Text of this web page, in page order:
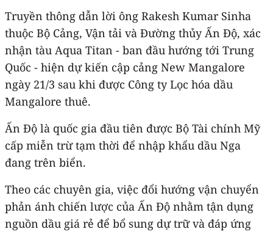
Truyền thông dẫn lời ông Rakesh Kumar Sinha
thuộc Bộ Cảng, Vận tải và Đường thủy Ấn Độ, xác
nhận tàu Aqua Titan - ban đầu hướng tới Trung
Quốc - hiện dự kiến cập cảng New Mangalore
ngày 21/3 sau khi được Công ty Lọc hóa dầu
Mangalore thuê.
Ấn Độ là quốc gia đầu tiên được Bộ Tài chính Mỹ
cấp miễn trừ tạm thời để nhập khẩu dầu Nga
đang trên biển.
Theo các chuyên gia, việc đổi hướng vận chuyển
phản ánh chiến lược của Ấn Độ nhằm tận dụng
nguồn dầu giá rẻ để bổ sung dự trữ và đáp ứng